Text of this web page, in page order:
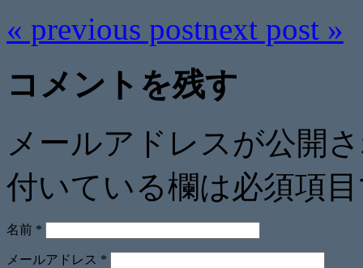
« previous postnext post »
コメントを残す
メールアドレスが公開
付いている欄は必須項
名前 *
メールアドレス *